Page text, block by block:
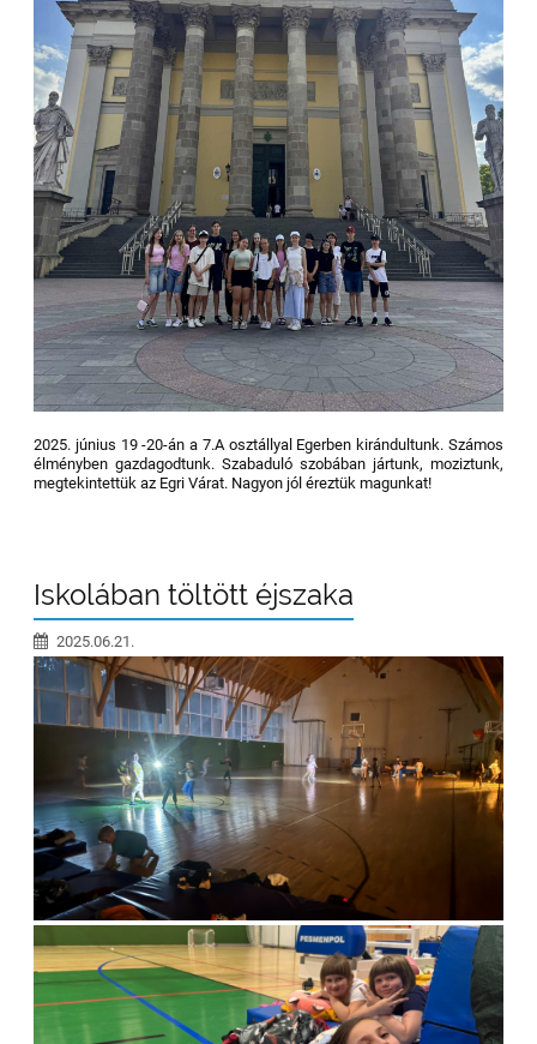
2025. június 19 -20-án a 7.A osztállyal Egerben kirándultunk. Számos
élményben gazdagodtunk. Szabaduló szobában jártunk, moziztunk,
megtekintettük az Egri Várat. Nagyon jól éreztük magunkat!
Iskolában töltött éjszaka
2025.06.21.